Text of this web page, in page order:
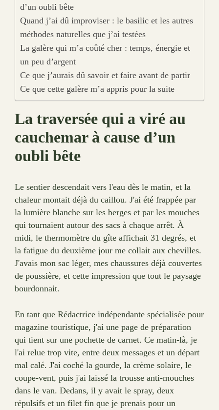
d’un oubli bête
Quand j’ai dû improviser : le basilic et les autres
méthodes naturelles que j’ai testées
La galère qui m’a coûté cher : temps, énergie et
un peu d’argent
Ce que j’aurais dû savoir et faire avant de partir
Ce que cette galère m’a appris pour la suite
La traversée qui a viré au
cauchemar à cause d’un
oubli bête
Le sentier descendait vers l'eau dès le matin, et la
chaleur montait déjà du caillou. J'ai été frappée par
la lumière blanche sur les berges et par les mouches
qui tournaient autour des sacs à chaque arrêt. À
midi, le thermomètre du gîte affichait 31 degrés, et
la fatigue du deuxième jour me collait aux chevilles.
J'avais mon sac léger, mes chaussures déjà couvertes
de poussière, et cette impression que tout le paysage
bourdonnait.
En tant que Rédactrice indépendante spécialisée pour
magazine touristique, j'ai une page de préparation
qui tient sur une pochette de carnet. Ce matin-là, je
l'ai relue trop vite, entre deux messages et un départ
mal calé. J'ai coché la gourde, la crème solaire, le
coupe-vent, puis j'ai laissé la trousse anti-mouches
dans le van. Dedans, il y avait le spray, deux
répulsifs et un filet fin que je prenais pour un